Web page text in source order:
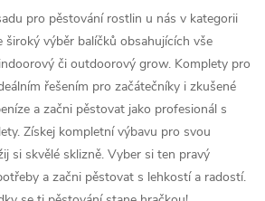
pro pěstování rostlin u nás v kategorii
široký výběr balíčků obsahujících vše
či outdoorový grow. Komplety pro
řešením pro začátečníky i zkušené
a začni pěstovat jako profesionál s
Získej kompletní výbavu pro svou
si skvělé sklizně. Vyber si ten pravý
a začni pěstovat s lehkostí a radostí.